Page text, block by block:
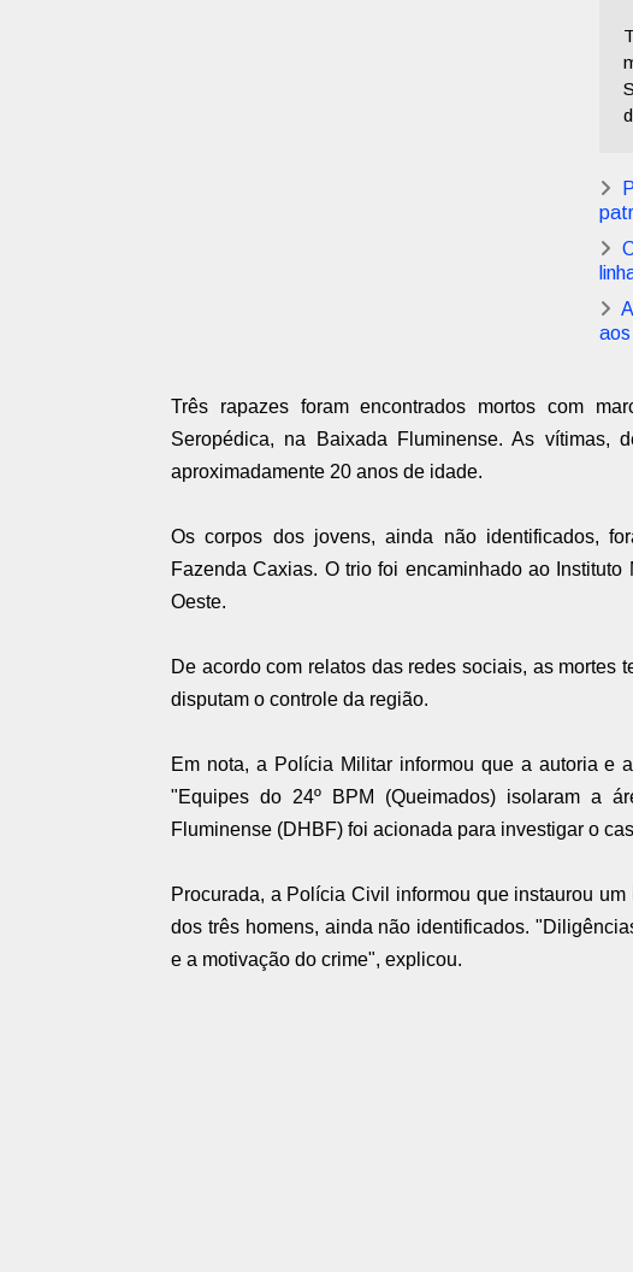
Três rapazes foram encontrados mortos com
Seropédica, na Baixada Fluminense. As vítimas,
aproximadamente 20 anos de idade.
Os corpos dos jovens, ainda não identificados,
Fazenda Caxias. O trio foi encaminhado ao
Oeste.
De acordo com relatos das redes sociais, as mortes
disputam o controle da região.
Em nota, a Polícia Militar informou que a autoria e
"Equipes do 24º BPM (Queimados) isolaram a
Fluminense (DHBF) foi acionada para investigar o
Procurada, a Polícia Civil informou que instaurou
dos três homens, ainda não identificados.
e a motivação do crime", explicou.